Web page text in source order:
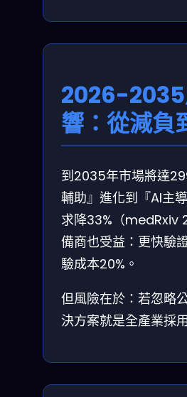
2026-2035
響：從減負
到2035年市場將達
輔助』進化到『AI主
求降33%（medRxiv
備商也受益：更快驗
驗成本20%。
但風險在於：若忽略
決方案就是全產業採